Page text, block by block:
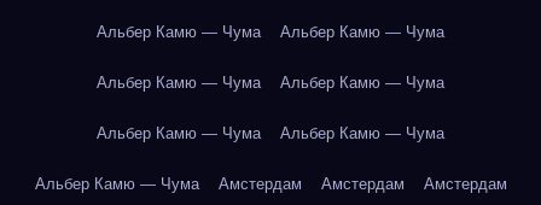
Альбер Камю — Чума Альбер Камю — Чума
Альбер Камю — Чума Альбер Камю — Чума
Альбер Камю — Чума Альбер Камю — Чума
Альбер Камю — Чума Амстердам Амстердам Амстердам